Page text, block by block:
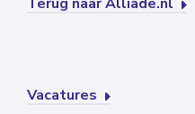
Terug naar Alliade.nl
Vacatures